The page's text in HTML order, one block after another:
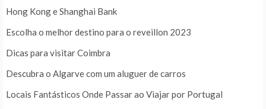
Hong Kong e Shanghai Bank
Escolha o melhor destino para o reveillon 2023
Dicas para visitar Coimbra
Descubra o Algarve com um aluguer de carros
Locais Fantásticos Onde Passar ao Viajar por Portugal